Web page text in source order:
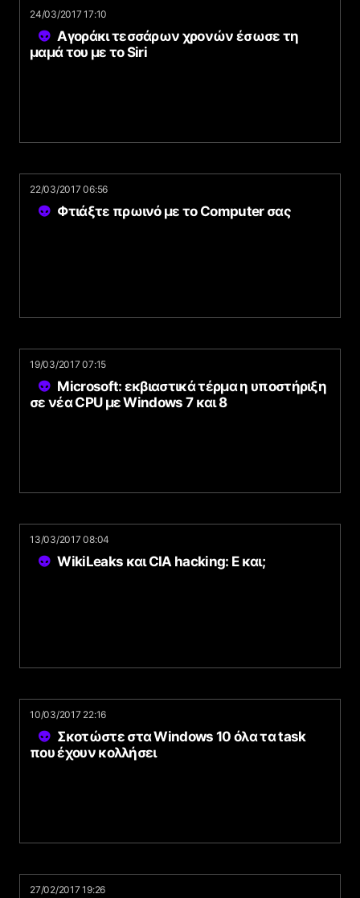
24/03/2017 17:10
Αγοράκι τεσσάρων χρονών έσωσε τη
μαμά του με το Siri
22/03/2017 06:56
Φτιάξτε πρωινό με το Computer σας
19/03/2017 07:15
Microsoft: εκβιαστικά τέρμα η υποστήριξη
σε νέα CPU με Windows 7 και 8
13/03/2017 08:04
WikiLeaks και CIA hacking: Ε και;
10/03/2017 22:16
Σκοτώστε στα Windows 10 όλα τα task
που έχουν κολλήσει
27/02/2017 19:26